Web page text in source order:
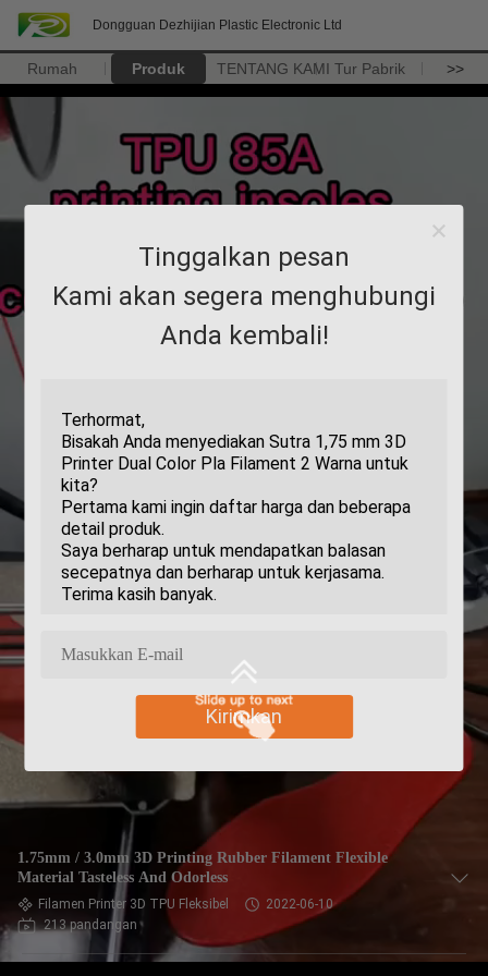
Dongguan Dezhijian Plastic Electronic Ltd
Rumah Produk TENTANG KAMI Tur Pabrik >>
Tinggalkan pesan
Kami akan segera menghubungi
Anda kembali!
Kirimkan
1.75mm / 3.0mm 3D Printing Rubber Filament Flexible
Material Tasteless And Odorless
Filamen Printer 3D TPU Fleksibel
2022-06-10
213 pandangan